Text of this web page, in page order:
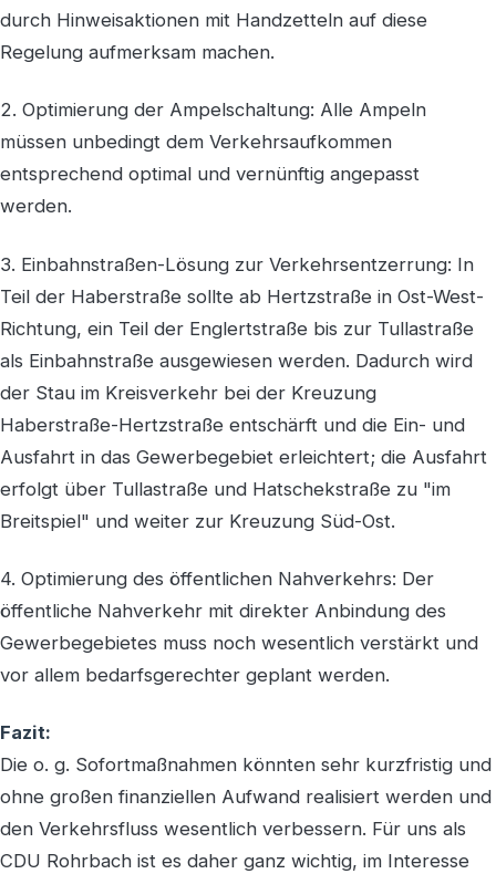
durch Hinweisaktionen mit Handzetteln auf diese
Regelung aufmerksam machen.
2. Optimierung der Ampelschaltung: Alle Ampeln
müssen unbedingt dem Verkehrsaufkommen
entsprechend optimal und vernünftig angepasst
werden.
3. Einbahnstraßen-Lösung zur Verkehrsentzerrung: In
Teil der Haberstraße sollte ab Hertzstraße in Ost-West-
Richtung, ein Teil der Englertstraße bis zur Tullastraße
als Einbahnstraße ausgewiesen werden. Dadurch wird
der Stau im Kreisverkehr bei der Kreuzung
Haberstraße-Hertzstraße entschärft und die Ein- und
Ausfahrt in das Gewerbegebiet erleichtert; die Ausfahrt
erfolgt über Tullastraße und Hatschekstraße zu "im
Breitspiel" und weiter zur Kreuzung Süd-Ost.
4. Optimierung des öffentlichen Nahverkehrs: Der
öffentliche Nahverkehr mit direkter Anbindung des
Gewerbegebietes muss noch wesentlich verstärkt und
vor allem bedarfsgerechter geplant werden.
Fazit:
Die o. g. Sofortmaßnahmen könnten sehr kurzfristig und
ohne großen finanziellen Aufwand realisiert werden und
den Verkehrsfluss wesentlich verbessern. Für uns als
CDU Rohrbach ist es daher ganz wichtig, im Interesse